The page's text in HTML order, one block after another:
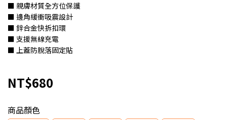
■ 親膚材質全方位保護
■ 邊角緩衝吸震設計
■ 鋅合金快拆扣環
■ 支援無線充電
■ 上蓋防脫落固定貼
NT$680
商品顏色